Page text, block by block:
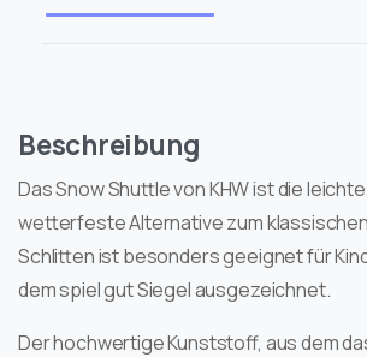
Beschreibung
Das Snow Shuttle von KHW ist die
wetterfeste Alternative zum
Schlitten ist besonders geeignet für
dem spiel gut Siegel ausgezeichnet.
Der hochwertige Kunststoff, aus dem